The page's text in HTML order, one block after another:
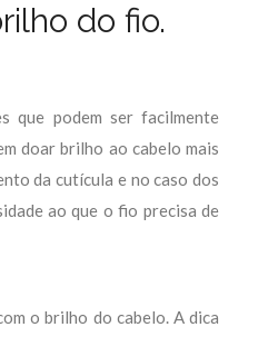
do fio.
que podem ser facilmente
doar brilho ao cabelo mais
da cutícula e no caso dos
ao que o fio precisa de
o brilho do cabelo. A dica